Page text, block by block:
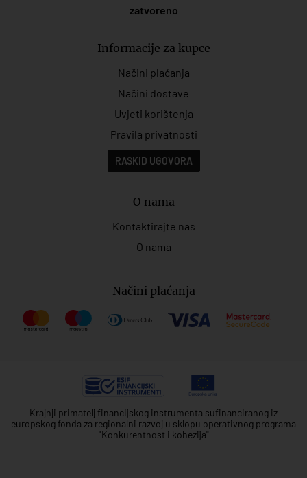
zatvoreno
Informacije za kupce
Načini plaćanja
Načini dostave
Uvjeti korištenja
Pravila privatnosti
RASKID UGOVORA
O nama
Kontaktirajte nas
O nama
Načini plaćanja
Krajnji primatelj financijskog instrumenta sufinanciranog iz
europskog fonda za regionalni razvoj u sklopu operativnog programa
"Konkurentnost i kohezija"